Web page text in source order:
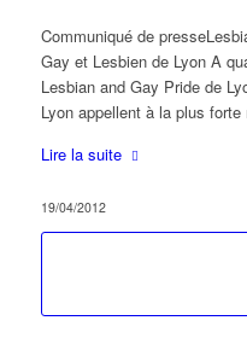
Communiqué de
Gay et Lesbien de Lyon A
Lesbian and Gay Pride de
Lyon appellent à la plus
Lire la suite
19/04/2012